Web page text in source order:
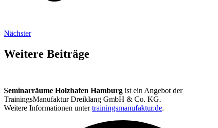
Nächster
Weitere Beiträge
Seminarräume Holzhafen Hamburg ist ein Angebot der
TrainingsManufaktur Dreiklang GmbH & Co. KG.
Weitere Informationen untertrainingsmanufaktur.de.